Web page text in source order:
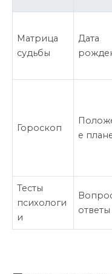
Матрица
судьбы
Дата
Гороскоп
е
Тесты
психологи
и
ответы